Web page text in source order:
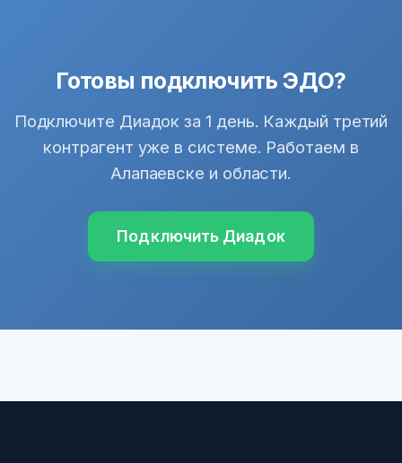
Готовы подключить ЭДО?
Подключите Диадок за 1 день. Каждый третий
контрагент уже в системе. Работаем в
Алапаевске и области.
Подключить Диадок